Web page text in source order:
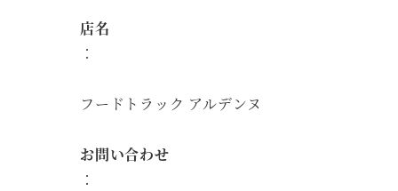
店名
：
フードトラック アルデンヌ
お問い合わせ
：